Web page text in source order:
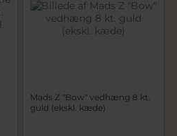
Mads Z "Bow" vedhæng 8 kt.
guld (ekskl. kæde)